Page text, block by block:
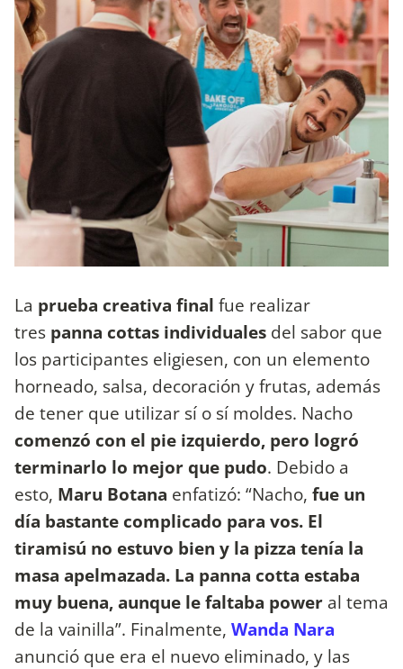
La prueba creativa final fue realizar
tres panna cottas individuales del sabor que
los participantes eligiesen, con un elemento
horneado, salsa, decoración y frutas, además
de tener que utilizar sí o sí moldes. Nacho
comenzó con el pie izquierdo, pero logró
terminarlo lo mejor que pudo. Debido a
esto, Maru Botana enfatizó: “Nacho, fue un
día bastante complicado para vos. El
tiramisú no estuvo bien y la pizza tenía la
masa apelmazada. La panna cotta estaba
muy buena, aunque le faltaba power al tema
de la vainilla”. Finalmente, Wanda Nara
anunció que era el nuevo eliminado, y las